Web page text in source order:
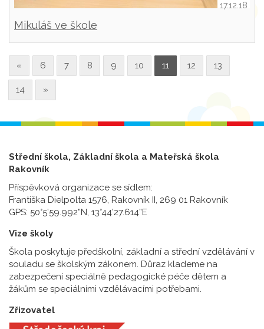
17.12.18
Mikuláš ve škole
« 6 7 8 9 10 11 12 13
14 »
Střední škola, Základní škola a Mateřská škola
Rakovník
Příspěvková organizace se sídlem:
Františka Dielpolta 1576, Rakovník II, 269 01 Rakovník
GPS: 50°5’59.992”N, 13°44’27.614”E
Vize školy
Škola poskytuje předškolní, základní a střední vzdělávání v
souladu se školským zákonem. Důraz klademe na
zabezpečení speciálně pedagogické péče dětem a
žákům se speciálními vzdělávacími potřebami.
Zřizovatel